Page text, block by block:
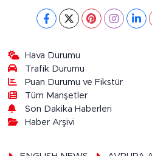
Hava Durumu
Trafik Durumu
Puan Durumu ve Fikstür
Tüm Manşetler
Son Dakika Haberleri
Haber Arşivi